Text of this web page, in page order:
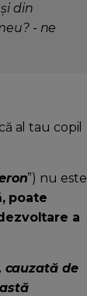
din
- ne
al tau copil
”) nu este
poate
a
cauzată de